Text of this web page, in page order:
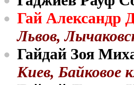
Гай Александр
Львов,
Гайдай Зоя
Киев, Байковое